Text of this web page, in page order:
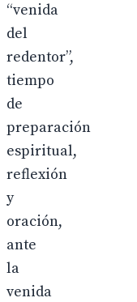
“venida
del
redentor”,
tiempo
de
preparación
espiritual,
reflexión
y
oración,
ante
la
venida